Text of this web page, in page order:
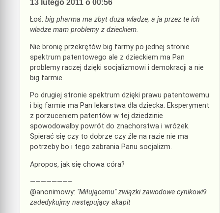
13 lutego 2011 o 00:56
Łoś: big pharma ma zbyt duza wladze, a ja przez te ich
wladze mam problemy z dzieckiem.
Nie bronię przekrętów big farmy po jednej stronie
spektrum patentowego ale z dzieckiem ma Pan
problemy raczej dzięki socjalizmowi i demokracji a nie
big farmie.
Po drugiej stronie spektrum dzięki prawu patentowemu
i big farmie ma Pan lekarstwa dla dziecka. Eksperyment
z porzuceniem patentów w tej dziedzinie
spowodowałby powrót do znachorstwa i wróżek.
Spierać się czy to dobrze czy źle na razie nie ma
potrzeby bo i tego zabrania Panu socjalizm.
Apropos, jak się chowa córa?
———————–
@anonimowy: "Miłującemu" związki zawodowe cynikowi9
zadedykujmy następujący akapit